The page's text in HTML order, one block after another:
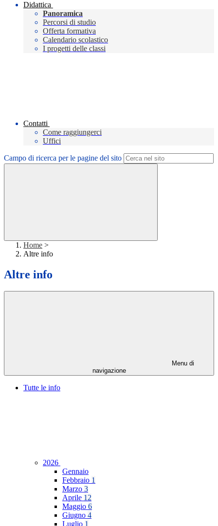
Didattica
Panoramica
Percorsi di studio
Offerta formativa
Calendario scolastico
I progetti delle classi
Contatti
Come raggiungerci
Uffici
Campo di ricerca per le pagine del sito
Home >
Altre info
Altre info
Menu di
navigazione
Tutte le info
2026
Gennaio
Febbraio 1
Marzo 3
Aprile 12
Maggio 6
Giugno 4
Luglio 1